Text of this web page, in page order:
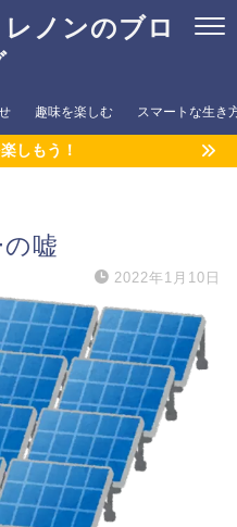
ノンのブロ
趣味を楽しむ スマートな生き
しもう！
嘘
2022年1月10日